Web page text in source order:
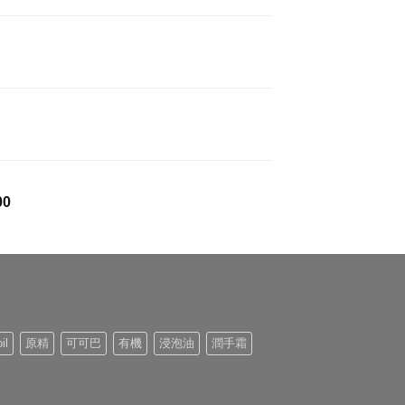
價
圍：
原精 可可巴 有機 浸泡油 潤手霜